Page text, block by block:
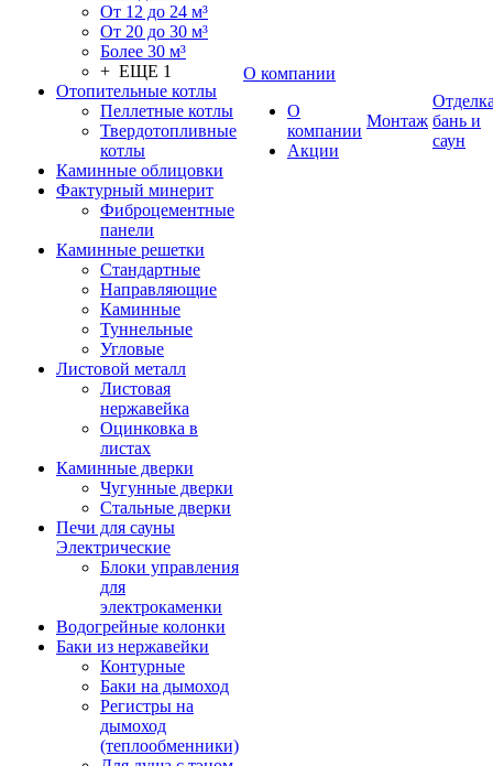
От 12 до 24 м³
От 20 до 30 м³
Более 30 м³
+ ЕЩЕ 1
Отопительные котлы
Пеллетные котлы
Твердотопливные
котлы
Каминные облицовки
Фактурный минерит
Фиброцементные
панели
Каминные решетки
Стандартные
Направляющие
Каминные
Туннельные
Угловые
Листовой металл
Листовая
нержавейка
Оцинковка в
листах
Каминные дверки
Чугунные дверки
Стальные дверки
Печи для сауны
Электрические
Блоки управления
для
электрокаменки
Водогрейные колонки
Баки из нержавейки
Контурные
Баки на дымоход
Регистры на
дымоход
(теплообменники)
О компании
О
компании
Акции
Монтаж бань и
саун